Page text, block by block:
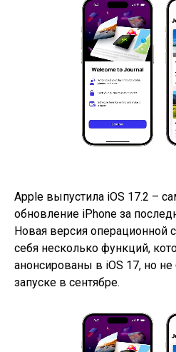
Apple выпустила iOS 17.2 –
обновление iPhone за
Новая версия операционной
себя несколько функций,
анонсированы в iOS 17, но
запуске в сентябре.